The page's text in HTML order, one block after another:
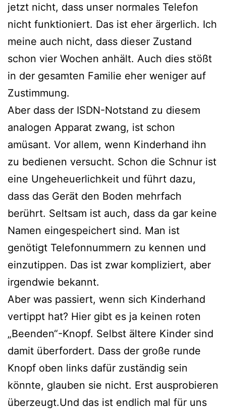
jetzt nicht, dass unser normales Telefon
nicht funktioniert. Das ist eher ärgerlich. Ich
meine auch nicht, dass dieser Zustand
schon vier Wochen anhält. Auch dies stößt
in der gesamten Familie eher weniger auf
Zustimmung.
Aber dass der ISDN-Notstand zu diesem
analogen Apparat zwang, ist schon
amüsant. Vor allem, wenn Kinderhand ihn
zu bedienen versucht. Schon die Schnur ist
eine Ungeheuerlichkeit und führt dazu,
dass das Gerät den Boden mehrfach
berührt. Seltsam ist auch, dass da gar keine
Namen eingespeichert sind. Man ist
genötigt Telefonnummern zu kennen und
einzutippen. Das ist zwar kompliziert, aber
irgendwie bekannt.
Aber was passiert, wenn sich Kinderhand
vertippt hat? Hier gibt es ja keinen roten
„Beenden“-Knopf. Selbst ältere Kinder sind
damit überfordert. Dass der große runde
Knopf oben links dafür zuständig sein
könnte, glauben sie nicht. Erst ausprobieren
überzeugt.Und das ist endlich mal für uns